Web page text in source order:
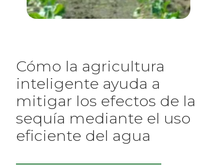
Cómo la agricultura
inteligente ayuda a
mitigar los efectos de la
sequía mediante el uso
eficiente del agua